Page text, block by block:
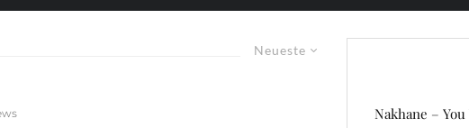
Neueste
Nakhane –